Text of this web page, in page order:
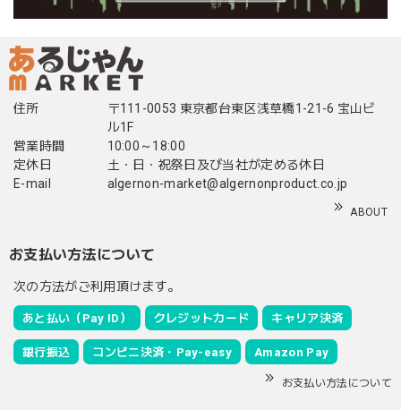
住所
〒111-0053 東京都台東区浅草橋1-21-6 宝山ビ
ル1F
営業時間
10:00～18:00
定休日
土・日・祝祭日及び当社が定める休日
E-mail
algernon-market@algernonproduct.co.jp
ABOUT
お支払い方法について
次の方法がご利用頂けます。
あと払い（Pay ID） クレジットカード キャリア決済
銀行振込 コンビニ決済・Pay-easy Amazon Pay
お支払い方法について